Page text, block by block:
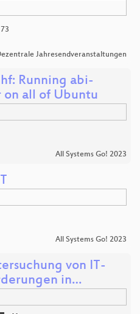
73
Jahresendveranstaltungen
Running abi-
all of Ubuntu
All Systems Go! 2023
All Systems Go! 2023
von IT-
in…